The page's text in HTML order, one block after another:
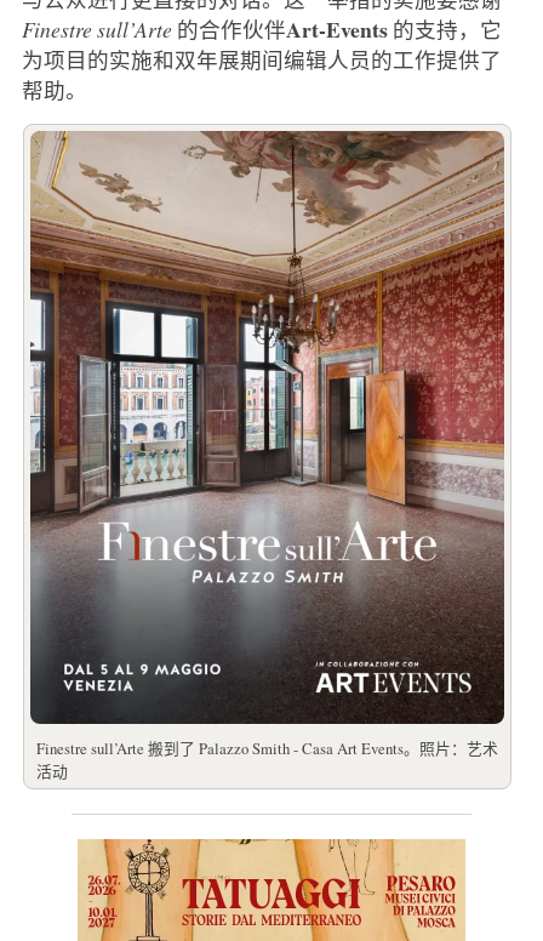
Finestre sull’Arte的合作伙伴Art-Events的支持，它
为项目的实施和双年展期间编辑人员的工作提供了
帮助。
Finestre sull’Arte 搬到了 Palazzo Smith - Casa Art Events。照片：艺术
活动